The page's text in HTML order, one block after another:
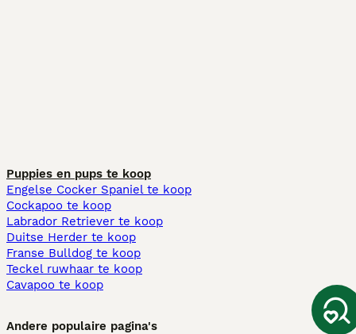
Puppies en pups te koop
Engelse Cocker Spaniel te koop
Cockapoo te koop
Labrador Retriever te koop
Duitse Herder te koop
Franse Bulldog te koop
Teckel ruwhaar te koop
Cavapoo te koop
Andere populaire pagina's